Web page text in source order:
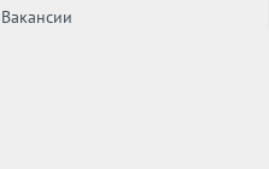
Вакансии